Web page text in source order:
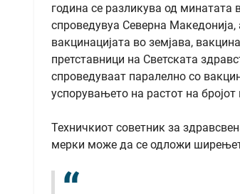
година се разликува од минатата
спроведувуа Северна
вакцинацијата во земјава,
претставници на Светската
спроведуваат паралелно со
успорувањето на растот на бројот
Техничкиот советник за
мерки може да се одложи